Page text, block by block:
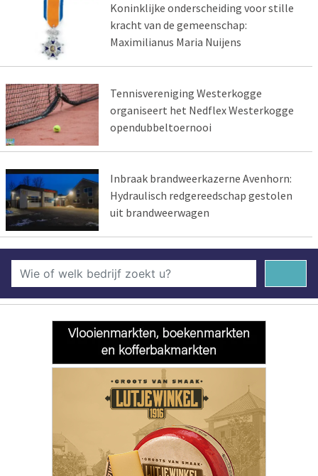
Koninklijke onderscheiding voor stille
kracht van de gemeenschap:
Maximilianus Maria Nuijens
Tennisvereniging Westerkogge
organiseert het Nedflex Westerkogge
opendubbeltoernooi
Inbraak brandweerkazerne Avenhorn:
Hydraulisch redgereedschap gestolen
uit brandweerwagen